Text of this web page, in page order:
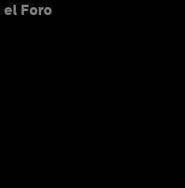
el Foro